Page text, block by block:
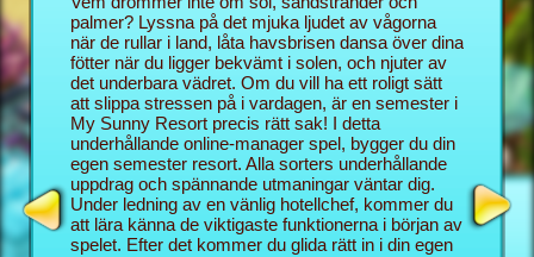
palmer? Lyssna på det mjuka ljudet av vågorna
när de rullar i land, låta havsbrisen dansa över dina
fötter när du ligger bekvämt i solen, och njuter av
det underbara vädret. Om du vill ha ett roligt sätt
att slippa stressen på i vardagen, är en semester i
My Sunny Resort precis rätt sak! I detta
underhållande online-manager spel, bygger du din
egen semester resort. Alla sorters underhållande
uppdrag och spännande utmaningar väntar dig.
Under ledning av en vänlig hotellchef, kommer du
att lära känna de viktigaste funktionerna i början av
spelet. Efter det kommer du glida rätt in i din egen
rollen
Resort
bättre
Med
och